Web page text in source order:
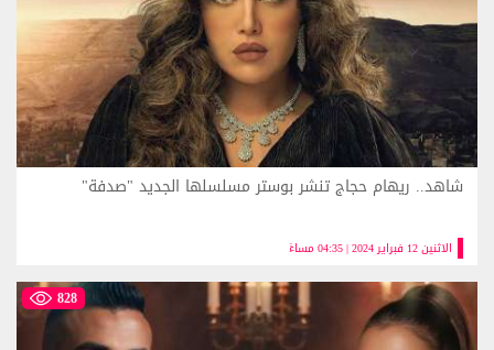
الاثنين 12 فبراير 2024 | 04:35 مساءً
شاهد.. ريهام حجاج تنشر بوستر مسلسلها الجديد "صدفة"
828